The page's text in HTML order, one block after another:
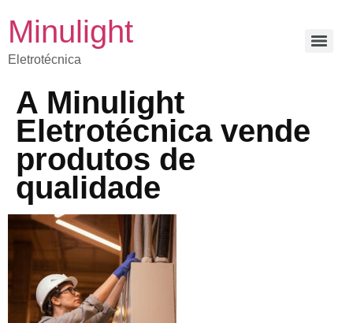
Minulight
Eletrotécnica
A Minulight
Eletrotécnica vende
produtos de
qualidade